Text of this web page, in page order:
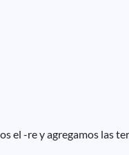
el -re y agregamos las